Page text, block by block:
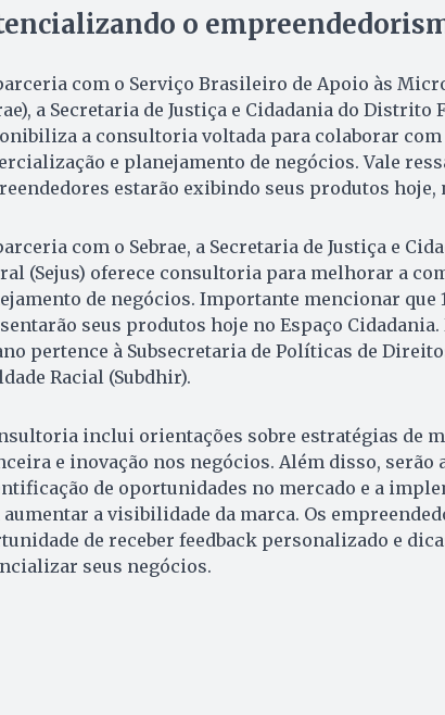
o
com o Serviço Brasileiro de Apoio às
a Secretaria de Justiça e Cidadania do Distrito
a consultoria voltada para colaborar
e planejamento de negócios. Vale
estarão exibindo seus produtos hoje,
com o Sebrae, a Secretaria de Justiça e
(Sejus) oferece consultoria para melhorar a
de negócios. Importante mencionar que
seus produtos hoje no Espaço Cidadania.
pertence à Subsecretaria de Políticas de
Racial (Subdhir).
inclui orientações sobre estratégias de
e inovação nos negócios. Além disso, serão
de oportunidades no mercado e a
aumentar a visibilidade da marca. Os
de receber feedback personalizado e
seus negócios.